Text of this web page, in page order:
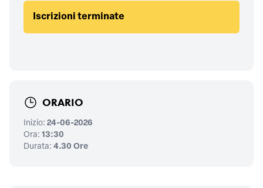
Iscrizioni terminate
ORARIO
Inizio: 24-06-2026
Ora: 13:30
Durata: 4.30 Ore